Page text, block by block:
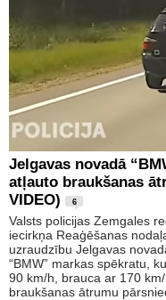
Jelgavas novadā
atļauto braukšanas
VIDEO)
6
Valsts policijas Zemgales
iecirkņa Reaģēšanas
uzraudzību Jelgavas
“BMW” markas spēkratu,
90 km/h, brauca ar 170
braukšanas ātrumu